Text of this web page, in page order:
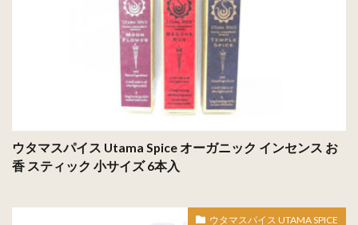
ウタマスパイス Utama Spice オーガニック インセンス お
香 スティック 小サイズ 6本入
ウタマスパイス UTAMA SPICE